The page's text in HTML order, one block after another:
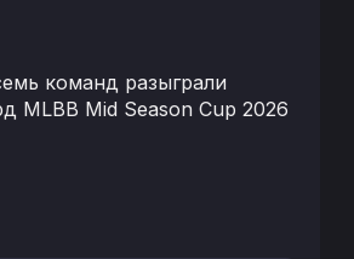
команд разыграли
MLBB Mid Season Cup 2026